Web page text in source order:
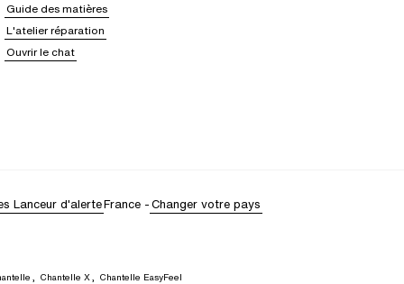
Guide des matières
L'atelier réparation
Ouvrir le chat
Lanceur d'alerteFrance -Changer votre pays
, Chantelle X, Chantelle EasyFeel